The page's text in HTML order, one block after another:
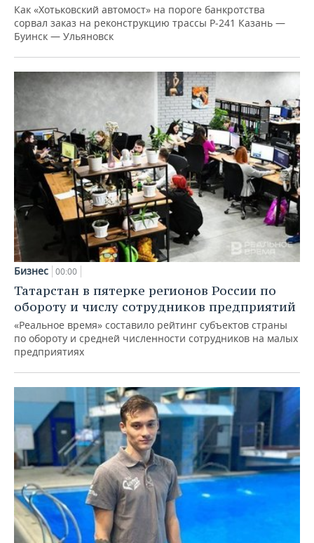
Как «Хотьковский автомост» на пороге банкротства
сорвал заказ на реконструкцию трассы Р‑241 Казань —
Буинск — Ульяновск
Бизнес 00:00
Татарстан в пятерке регионов России по
обороту и числу сотрудников предприятий
«Реальное время» составило рейтинг субъектов страны
по обороту и средней численности сотрудников на малых
предприятиях